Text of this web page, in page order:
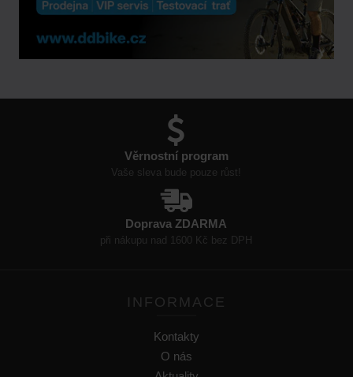
Věrnostní program
Vaše sleva bude pouze růst!
Doprava ZDARMA
při nákupu nad 1600 Kč bez DPH
INFORMACE
Kontakty
O nás